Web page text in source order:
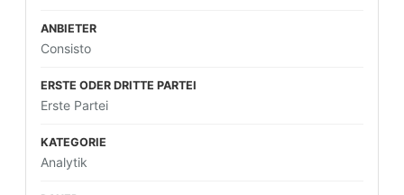
Consisto
Erste Partei
Analytik